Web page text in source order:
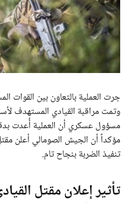
جرت العملية بالتعاون بين القوات
وتمت مراقبة القيادي المستهدف
مسؤول عسكري أن العملية أُعدت
مؤكداً أن الجيش الصومالي أعلن
تنفيذ الضربة بنجاح تام.
تأثير إعلان مقتل